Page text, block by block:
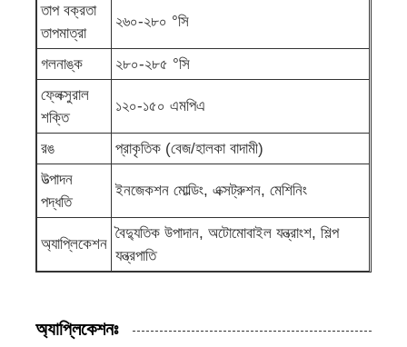
তাপ বক্রতা
তাপমাত্রা
২৬০-২৮০ °সি
গলনাঙ্ক
২৮০-২৮৫ °সি
ফ্লেক্সুরাল
শক্তি
১২০-১৫০ এমপিএ
রঙ
প্রাকৃতিক (বেজ/হালকা বাদামী)
উত্পাদন
পদ্ধতি
ইনজেকশন মোল্ডিং, এক্সট্রুশন, মেশিনিং
অ্যাপ্লিকেশন
বৈদ্যুতিক উপাদান, অটোমোবাইল যন্ত্রাংশ, শিল্প
যন্ত্রপাতি
অ্যাপ্লিকেশনঃ